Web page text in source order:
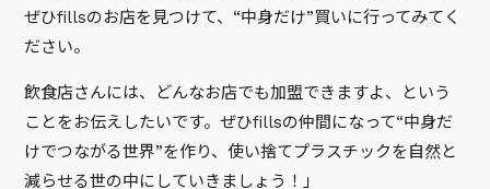
ぜひfillsのお店を見つけて、“中身だけ”買いに行ってみてく
ださい。
飲食店さんには、どんなお店でも加盟できますよ、という
ことをお伝えしたいです。ぜひfillsの仲間になって“中身だ
けでつながる世界”を作り、使い捨てプラスチックを自然と
減らせる世の中にしていきましょう！」